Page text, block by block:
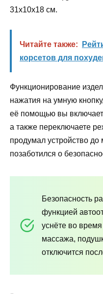
31х10х18 см.
Читайте также:
корсетов для
Функционирование
нажатия на умную
её помощью вы
а также переключаете
продумал устройство
позаботился о
Безопасность
функцией
уснёте во
массажа,
отключится